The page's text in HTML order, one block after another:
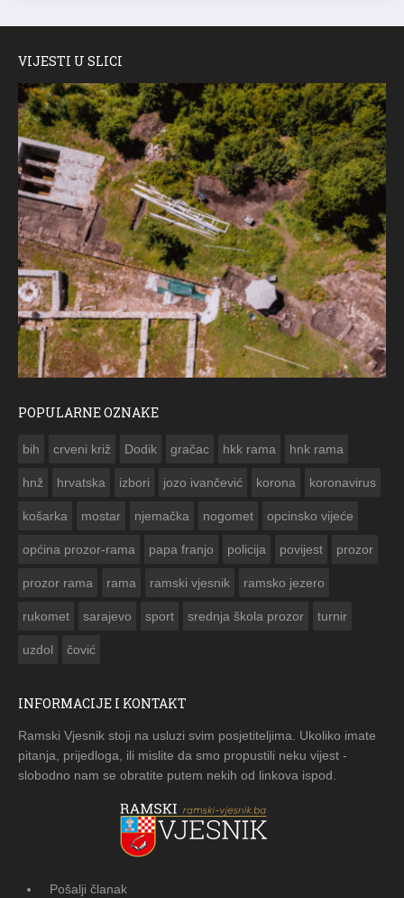
VIJESTI U SLICI
POPULARNE OZNAKE
bih crveni križ Dodik gračac hkk rama hnk rama
hnž hrvatska izbori jozo ivančević korona koronavirus
košarka mostar njemačka nogomet opcinsko vijeće
općina prozor-rama papa franjo policija povijest prozor
prozor rama rama ramski vjesnik ramsko jezero
rukomet sarajevo sport srednja škola prozor turnir
uzdol čović
INFORMACIJE I KONTAKT
Ramski Vjesnik stoji na usluzi svim posjetiteljima. Ukoliko imate
pitanja, prijedloga, ili mislite da smo propustili neku vijest -
slobodno nam se obratite putem nekih od linkova ispod.
Pošalji članak